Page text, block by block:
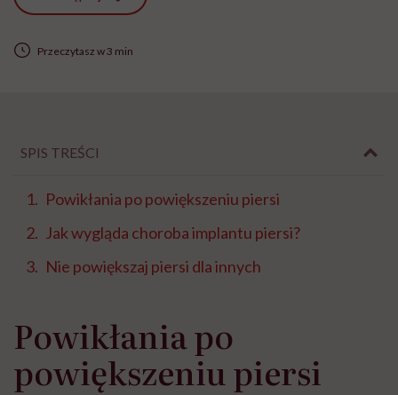
Przeczytasz w 3 min
SPIS TREŚCI
Powikłania po powiększeniu piersi
Jak wygląda choroba implantu piersi?
Nie powiększaj piersi dla innych
Powikłania po
powiększeniu piersi